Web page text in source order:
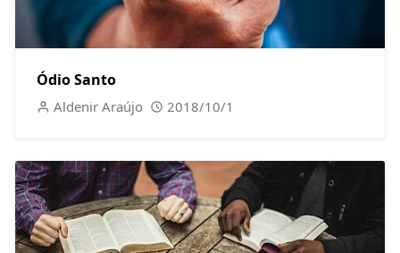
Ódio Santo
Aldenir Araújo 2018/10/1